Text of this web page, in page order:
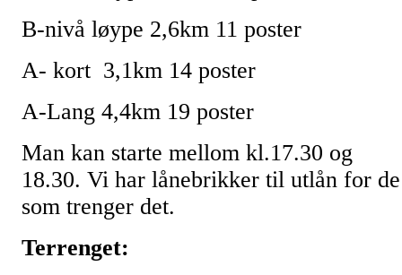
B-nivå løype 2,6km 11 poster
A- kort 3,1km 14 poster
A-Lang 4,4km 19 poster
Man kan starte mellom kl.17.30 og
18.30. Vi har lånebrikker til utlån for de
som trenger det.
Terrenget: